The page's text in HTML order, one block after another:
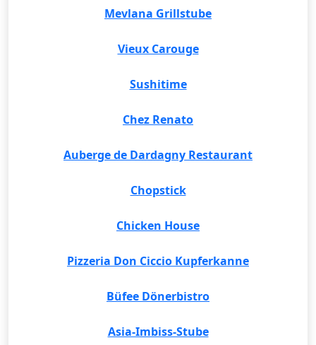
Mevlana Grillstube
Vieux Carouge
Sushitime
Chez Renato
Auberge de Dardagny Restaurant
Chopstick
Chicken House
Pizzeria Don Ciccio Kupferkanne
Büfee Dönerbistro
Asia-Imbiss-Stube